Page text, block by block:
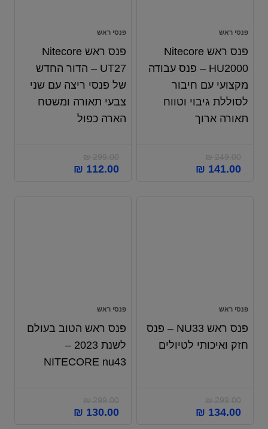
פנסי ראש
פנס ראש Nitecore
HU2000 – פנס עבודה
מקצועי עם חיבור
לסוללת גיבוי וטווח
תאורה ארוך
₪249.00
₪ 141.00
פנסי ראש
פנס ראש Nitecore
UT27 – הדור החדש
של פנסי ריצה עם שני
צבעי תאורה ומשטח
הארה כפול
₪299.00
₪ 112.00
פנסי ראש
פנס ראש NU33 – פנס
חזק ואיכותי לטיולים
₪299.00
₪ 134.00
פנסי ראש
פנס ראש הטוב בעולם
לשנת 2023 –
NITECORE nu43
₪299.00
₪ 130.00